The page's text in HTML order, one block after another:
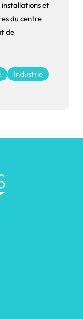
installations et
du centre
de
Industrie